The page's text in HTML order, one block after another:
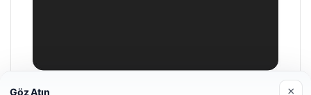
Göz Atın ×